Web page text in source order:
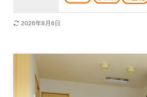
2026年8月6日